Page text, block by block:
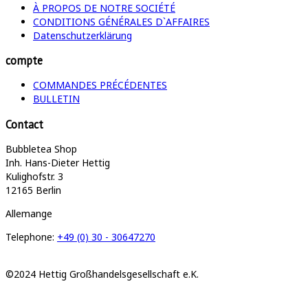
À PROPOS DE NOTRE SOCIÉTÉ
CONDITIONS GÉNÉRALES D`AFFAIRES
Datenschutzerklärung
compte
COMMANDES PRÉCÉDENTES
BULLETIN
Contact
Bubbletea Shop
Inh. Hans-Dieter Hettig
Kulighofstr. 3
12165 Berlin
Allemange
Telephone: +49 (0) 30 - 30647270
©2024 Hettig Großhandelsgesellschaft e.K.